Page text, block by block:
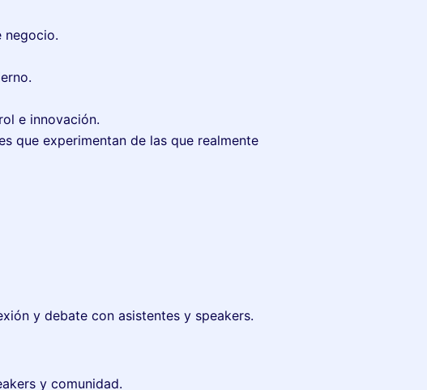
negocio.
e innovación.
que experimentan de las que realmente
y debate con asistentes y speakers.
y comunidad.